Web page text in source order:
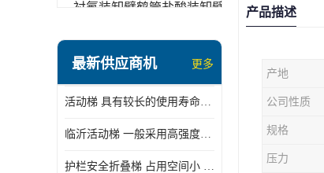
衬氟装卸臂鹤管盐酸装卸臂
顶部装卸车鹤管
液氨液化气鹤管
定量装车系统
最新供应商机 更多
活动梯 具有较长的使用寿命和耐用性 一般采用高强度材料制造
临沂活动梯 一般采用高强度材料制造 可以用于多种不同的任务
护栏安全折叠梯 占用空间小 方便存放和搬运
产品描述
产地
公司性质
规格
压力